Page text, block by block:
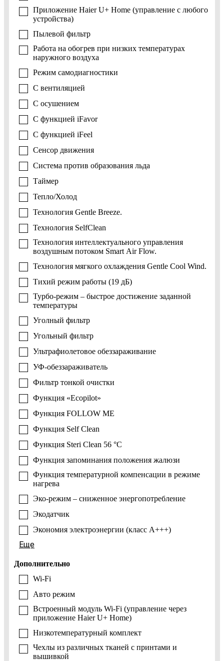
Приложение Haier U+ Home (управление с любого
устройства)
Пылевой фильтр
Работа на обогрев при низких температурах
наружного воздуха
Режим самодиагностики
С вентиляцией
С осушением
С функцией iFavor
С функцией iFeel
Сенсор движения
Система против образования льда
Таймер
Тепло/Холод
Технология Gentle Breeze.
Технология SelfClean
Технология интеллектуального управления
воздушным потоком Smart Air Flow.
Технология мягкого охлаждения Gentle Cool Wind.
Тихий режим работы (19 дБ)
Турбо-режим – быстрое достижение заданной
температуры
Уголный фильтр
Угольный фильтр
Ультрафиолетовое обеззараживание
УФ-обеззараживатель
Фильтр тонкой очистки
Функция «Ecopilot»
Функция FOLLOW ME
Функция Self Clean
Функция Steri Clean 56 °C
Функция запоминания положения жалюзи
Функция температурной компенсации в режиме
нагрева
Эко-режим – сниженное энергопотребление
Экодатчик
Экономия электроэнергии (класс A+++)
Еще
Дополнительно
Wi-Fi
Авто режим
Встроенный модуль Wi-Fi (управление через
приложение Haier U+ Home)
Низкотемпературный комплект
Чехлы из различных тканей с принтами и
вышивкой